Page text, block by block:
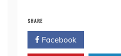
SHARE
Facebook